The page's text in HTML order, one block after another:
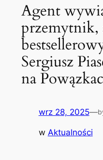
Agent
przemytnik,
Sergiusz
na
wrz 28, 2025—
w Aktualności